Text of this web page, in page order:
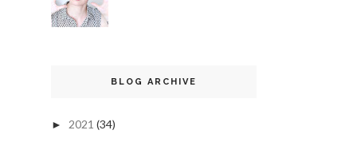
BLOG ARCHIVE
► 2021 (34)